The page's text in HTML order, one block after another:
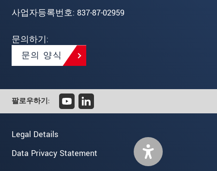
사업자등록번호: 837-87-02959
문의하기:
문의 양식
팔로우하기:
Legal Details
Data Privacy Statement